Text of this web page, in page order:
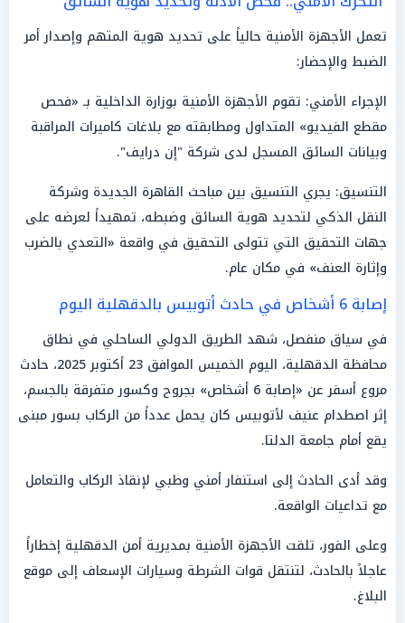
تعمل الأجهزة الأمنية حالياً على تحديد هوية المتهم وإصدار أمر
الضبط والإحضار:
الإجراء الأمني: تقوم الأجهزة الأمنية بوزارة الداخلية بـ «فحص
مقطع الفيديو» المتداول ومطابقته مع بلاغات كاميرات المراقبة
وبيانات السائق المسجل لدى شركة "إن درايف".
التنسيق: يجري التنسيق بين مباحث القاهرة الجديدة وشركة
النقل الذكي لتحديد هوية السائق وضبطه، تمهيداً لعرضه على
جهات التحقيق التي تتولى التحقيق في واقعة «التعدي بالضرب
وإثارة العنف» في مكان عام.
إصابة 6 أشخاص في حادث أتوبيس بالدقهلية اليوم
في سياق منفصل، شهد الطريق الدولي الساحلي في نطاق
محافظة الدقهلية، اليوم الخميس الموافق 23 أكتوبر 2025، حادث
مروع أسفر عن «إصابة 6 أشخاص» بجروح وكسور متفرقة بالجسم،
إثر اصطدام عنيف لأتوبيس كان يحمل عدداً من الركاب بسور مبنى
يقع أمام جامعة الدلتا.
وقد أدى الحادث إلى استنفار أمني وطبي لإنقاذ الركاب والتعامل
مع تداعيات الواقعة.
وعلى الفور، تلقت الأجهزة الأمنية بمديرية أمن الدقهلية إخطاراً
عاجلاً بالحادث، لتنتقل قوات الشرطة وسيارات الإسعاف إلى موقع
البلاغ.